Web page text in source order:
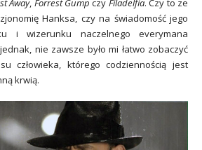
Away, Forrest Gump czy Filadelfia. Czy to ze
Hanksa, czy na świadomość jego
i wizerunku naczelnego everymana
nie zawsze było mi łatwo zobaczyć
człowieka, którego codziennością jest
krwią.